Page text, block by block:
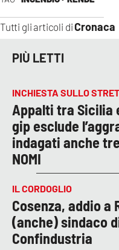
Tutti gli articoli diCronaca
PIÙ LETTI
INCHIESTA SULLO
Appalti tra Sicilia
gip esclude
indagati anche
NOMI
IL CORDOGLIO
Cosenza, addio a
(anche) sindaco
Confindustria